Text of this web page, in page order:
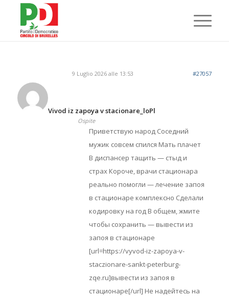
9 Luglio 2026 alle 13:53 #27057
Vivod iz zapoya v stacionare_loPl
Ospite
Приветствую народ Соседний
мужик совсем спился Мать плачет
В диспансер тащить — стыд и
страх Короче, врачи стационара
реально помогли — лечение запоя
в стационаре комплексно Сделали
кодировку на год В общем, жмите
чтобы сохранить — вывести из
запоя в стационаре
[url=https://vyvod-iz-zapoya-v-
staczionare-sankt-peterburg-
zqe.ru]вывести из запоя в
стационаре[/url] Не надейтесь на